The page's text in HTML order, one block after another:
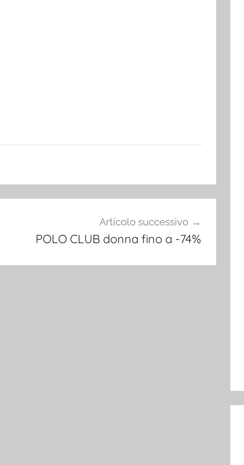
Articolo successivo
POLO CLUB donna fino a -74%